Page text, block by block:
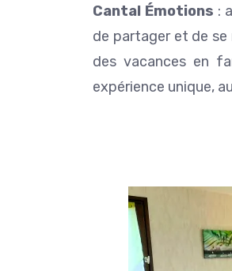
Cantal Émotions :
de partager et de se
des vacances en
expérience unique,